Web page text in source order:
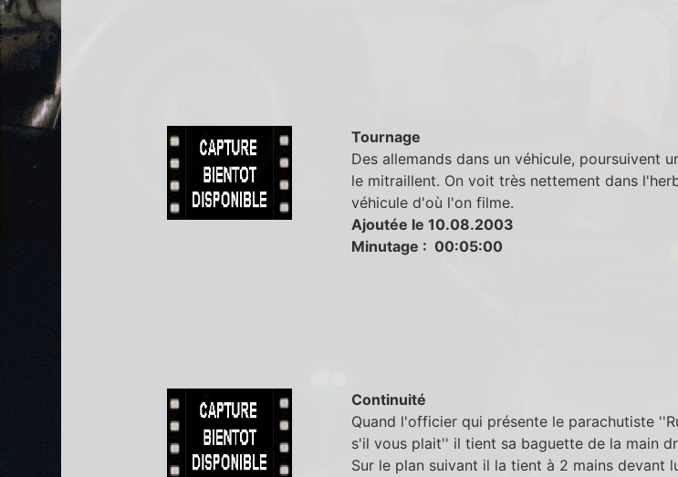
Tournage
Des allemands dans un véhicule, poursuivent
le mitraillent. On voit très nettement dans
véhicule d'où l'on filme.
Ajoutée le 10.08.2003
Minutage : 00:05:00
Continuité
Quand l'officier qui présente le parachutiste
s'il vous plait'' il tient sa baguette de la main
Sur le plan suivant il la tient à 2 mains devant